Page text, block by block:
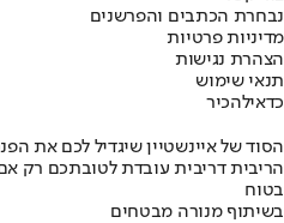
נבחרת הכתבים והפרשנים
מדיניות פרטיות
הצהרת נגישות
תנאי שימוש
כדאילהכיר
הסוד של איינשטיין שיגדיל לכם את
הריבית דריבית עובדת לטובתכם רק
בטוח
בשיתוף מנורה מבטחים